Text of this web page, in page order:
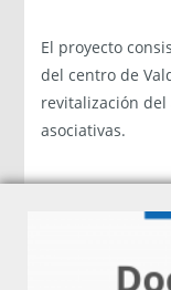
El proyecto
del centro de
revitalización del
asociativas.
El trabajo que
en talleres y
curso de